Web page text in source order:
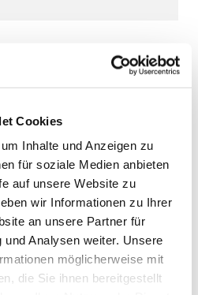
Cookies
Inhalte und Anzeigen zu
für soziale Medien anbieten
auf unsere Website zu
wir Informationen zu Ihrer
an unsere Partner für
Analysen weiter. Unsere
möglicherweise mit
die Sie ihnen bereitgestellt